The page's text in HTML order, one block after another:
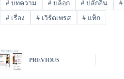
#บทความ #บล็อก # ปลั๊กอิน #
#เรื่อง #เวิร์ดเพรส # แท็ก
PREVIOUS